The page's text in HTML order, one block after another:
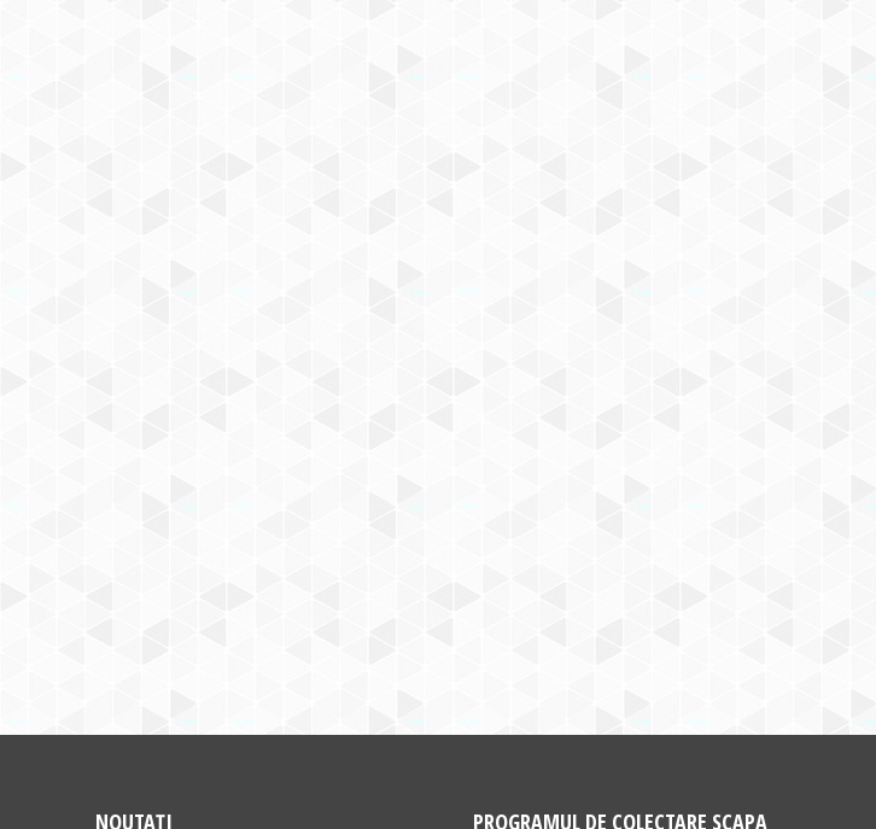
NOUTAȚI PROGRAMUL DE COLECTARE SCAPA